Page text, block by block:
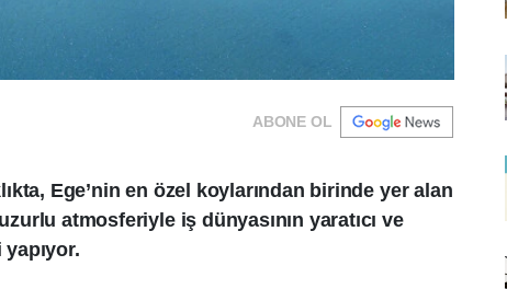
ABONE OL
Ege’nin en özel koylarından birinde yer alan
atmosferiyle iş dünyasının yaratıcı ve